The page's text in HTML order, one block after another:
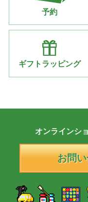
予約
ギフトラッピング
オンラインシ
お問